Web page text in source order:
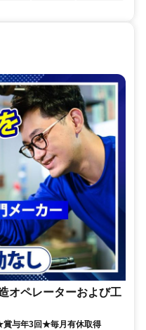
オペレーターおよび工
与年3回★毎月有休取得